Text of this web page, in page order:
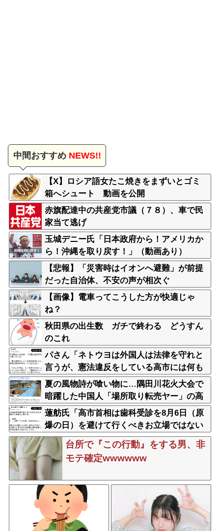
中間おすすめNEWS!!
【X】ロシア語女たこ焼きをまずいとゴミ
箱へシュート 動画を公開
赤旗配達中の共産党市議（７８）、車で民
家当て逃げ
玉城デニー氏「日本政府から！アメリカか
ら！沖縄を取り戻す！」（動画あり）
【悲報】「災害時はイオンへ避難」が前提
だった自治体、不安の声が相次ぐ
【画像】電車ってこうした方が快適じゃ
ね？
秋田県の出生数 ガチで終わる どうすん
のこれ
パさん「ネトウヨは外国人は法律を守れと
言うが、憲法違反をしている高市には何も
言わない」
夏の風物詩が喰い物に…隅田川花火大会で
暗躍した中国人「場所取り転売ヤー」の高
笑い
蓮舫氏「高市首相は歯科受診を8月6日（原
爆の日）を避けて行くべきお立場ではない
でしょうか」
台所で『この行動』をする男、非
モテ確定wwwwww